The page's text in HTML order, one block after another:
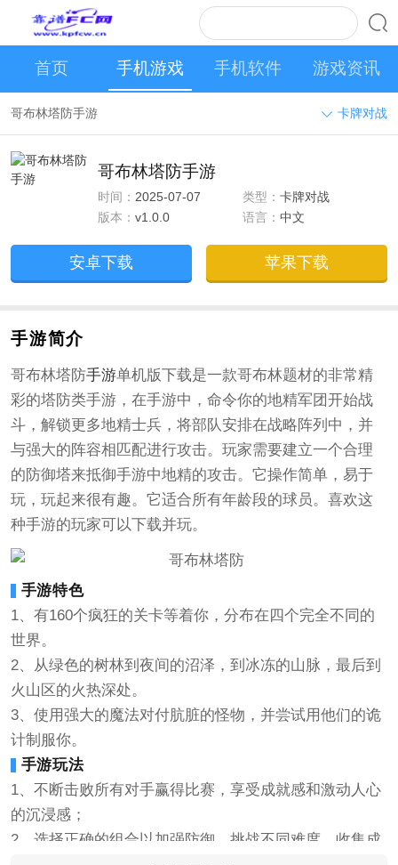
首页 手机游戏 手机软件 游戏资讯
哥布林塔防手游 卡牌对战
哥布林塔防手游
时间： 2025-07-07 类型：卡牌对战
版本：v1.0.0 语言：中文
安卓下载 苹果下载
手游简介
哥布林塔防手游单机版下载是一款哥布林题材的非常精
彩的塔防类手游，在手游中，命令你的地精军团开始战
斗，解锁更多地精士兵，将部队安排在战略阵列中，并
与强大的阵容相匹配进行攻击。玩家需要建立一个合理
的防御塔来抵御手游中地精的攻击。它操作简单，易于
玩，玩起来很有趣。它适合所有年龄段的球员。喜欢这
种手游的玩家可以下载并玩。
手游特色
1、有160个疯狂的关卡等着你，分布在四个完全不同的
世界。
2、从绿色的树林到夜间的沼泽，到冰冻的山脉，最后到
火山区的火热深处。
3、使用强大的魔法对付肮脏的怪物，并尝试用他们的诡
计制服你。
手游玩法
1、不断击败所有对手赢得比赛，享受成就感和激动人心
的沉浸感；
2、选择正确的组合以加强防御，挑战不同难度，收集成